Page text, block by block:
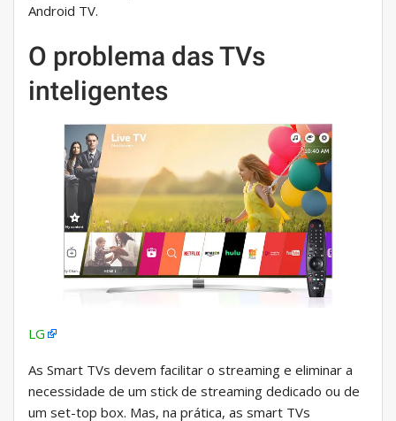
Android TV.
O problema das TVs
inteligentes
LG
As Smart TVs devem facilitar o streaming e eliminar a
necessidade de um stick de streaming dedicado ou de
um set-top box. Mas, na prática, as smart TVs